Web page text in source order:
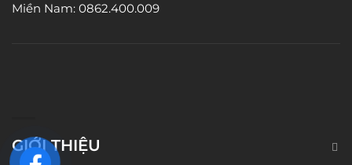
Miền Nam: 0862.400.009
GIỚI THIỆU